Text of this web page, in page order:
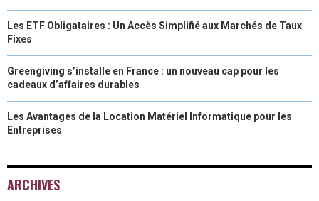
Les ETF Obligataires : Un Accès Simplifié aux Marchés de Taux
Fixes
Greengiving s’installe en France : un nouveau cap pour les
cadeaux d’affaires durables
Les Avantages de la Location Matériel Informatique pour les
Entreprises
ARCHIVES